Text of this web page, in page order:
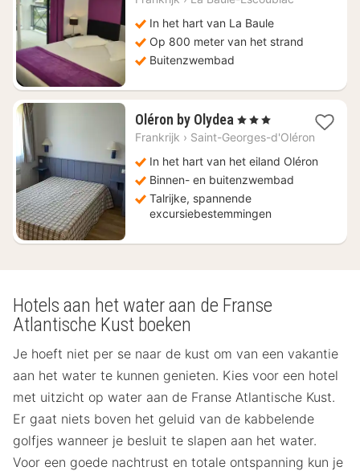
€
114,75
In het hart van La Baule
Op 800 meter van het strand
Buitenzwembad
Oléron by Olydea 2
nachten
vanaf
€
65,34
, 3 Sterren
Frankrijk › Saint-Georges-d'Oléron
In het hart van het eiland Oléron
Binnen- en buitenzwembad
Talrijke, spannende
excursiebestemmingen
Hotels aan het water aan de Franse
Atlantische Kust boeken
Je hoeft niet per se naar de kust om van een vakantie
aan het water te kunnen genieten. Kies voor een hotel
met uitzicht op water aan de Franse Atlantische Kust.
Er gaat niets boven het geluid van de kabbelende
golfjes wanneer je besluit te slapen aan het water.
Voor een goede nachtrust en totale ontspanning kun je